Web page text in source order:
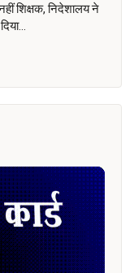
शिक्षक, निदेशालय ने